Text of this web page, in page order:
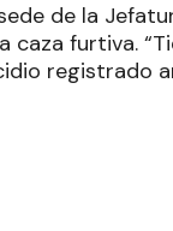
de la
caza furtiva.
registrado